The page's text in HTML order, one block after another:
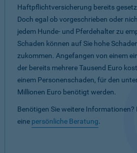
Haftpflichtversicherung bereits
Doch egal ob vorgeschrieben oder
jedem Hunde- und Pferdehalter zu
Schaden können auf Sie hohe
zukommen. Angefangen von einem
der bereits mehrere Tausend Euro
einem Personenschaden, für den
Millionen Euro benötigt werden.
Benötigen Sie weitere
eine persönliche Beratung.